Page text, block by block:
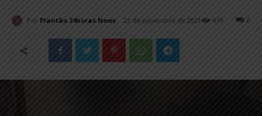
Por Plantão 24horas News 23 de novembro de 2021 0
919